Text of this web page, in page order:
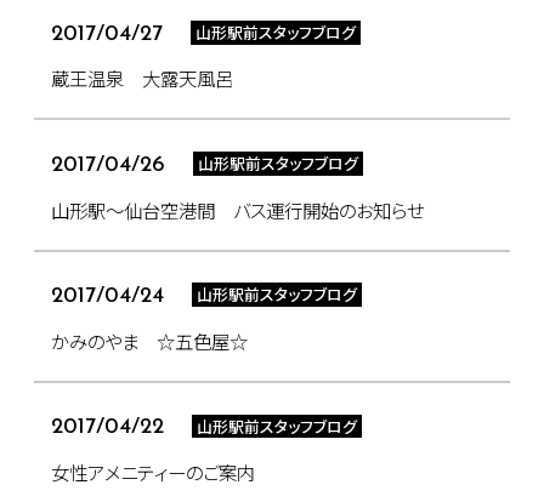
2017/04/27 山形駅前スタッフブログ
蔵王温泉 大露天風呂
2017/04/26 山形駅前スタッフブログ
山形駅～仙台空港間 バス運行開始のお知らせ
2017/04/24 山形駅前スタッフブログ
かみのやま ☆五色屋☆
2017/04/22 山形駅前スタッフブログ
女性アメニティーのご案内